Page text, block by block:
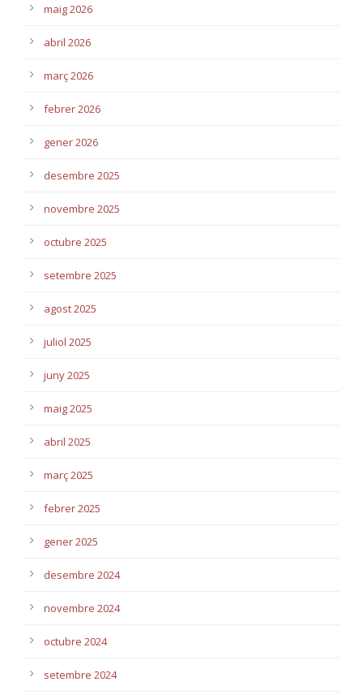
maig 2026
abril 2026
març 2026
febrer 2026
gener 2026
desembre 2025
novembre 2025
octubre 2025
setembre 2025
agost 2025
juliol 2025
juny 2025
maig 2025
abril 2025
març 2025
febrer 2025
gener 2025
desembre 2024
novembre 2024
octubre 2024
setembre 2024